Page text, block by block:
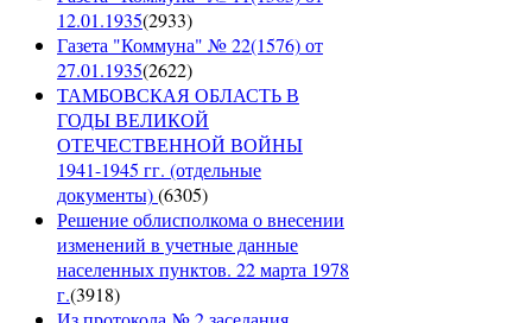
12.01.1935(2933)
Газета "Коммуна" № 22(1576) от
27.01.1935(2622)
ТАМБОВСКАЯ ОБЛАСТЬ В
ГОДЫ ВЕЛИКОЙ
ОТЕЧЕСТВЕННОЙ ВОЙНЫ
1941-1945 гг. (отдельные
документы)(6305)
Решение облисполкома о внесении
изменений в учетные данные
населенных пунктов. 22 марта 1978
г.(3918)